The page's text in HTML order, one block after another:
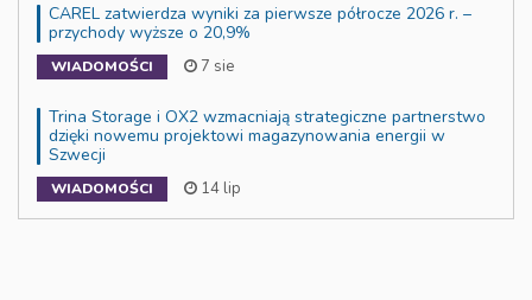
CAREL zatwierdza wyniki za pierwsze półrocze 2026 r. –
przychody wyższe o 20,9%
WIADOMOŚCI 7 sie
Trina Storage i OX2 wzmacniają strategiczne partnerstwo
dzięki nowemu projektowi magazynowania energii w
Szwecji
WIADOMOŚCI 14 lip